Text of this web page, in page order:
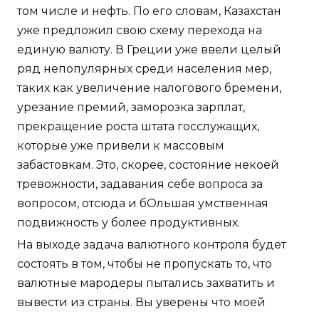
том числе и нефть. По его словам, Казахстан
уже предложил свою схему перехода на
единую валюту. В Греции уже ввели целый
ряд непопулярных среди населения мер,
таких как увеличение налогового бремени,
урезание премий, заморозка зарплат,
прекращение роста штата госслужащих,
которые уже привели к массовым
забастовкам. Это, скорее, состояние некоей
тревожности, задавания себе вопроса за
вопросом, отсюда и бОльшая умственная
подвижность у более продуктивных.
На выходе задача валютного контроля будет
состоять в том, чтобы не пропускать то, что
валютные мародеры пытались захватить и
вывести из страны. Вы уверены что моей